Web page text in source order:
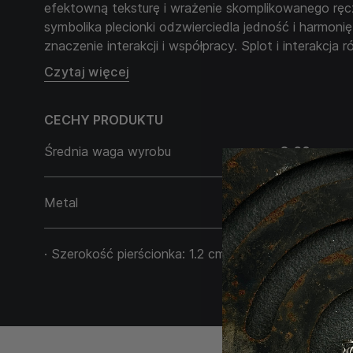
efektowną teksturę i wrażenie skomplikowanego
symbolika plecionki odzwierciedla jedność i
znaczenie interakcji i współpracy. Splot i interakcja
odzwierciedla głębokie zrozumienie, jak spójność
sprzyjać naszemu ogólnemu rozwojowi. Kiedy
pomaga nam lepiej reagować na życiowe
naszej osobistej sfery, ale także życia zawodowego
myśli i działań pozwala nam lepiej współpracować z
jednostki i osiągać nowe szczyty we wszystkich
Czytaj więcej
CECHY PRODUKTU
Średnia waga wyrobu
8,60 g
Metal Srebro 925
· Szerokość pierścionka: 1.2 cm